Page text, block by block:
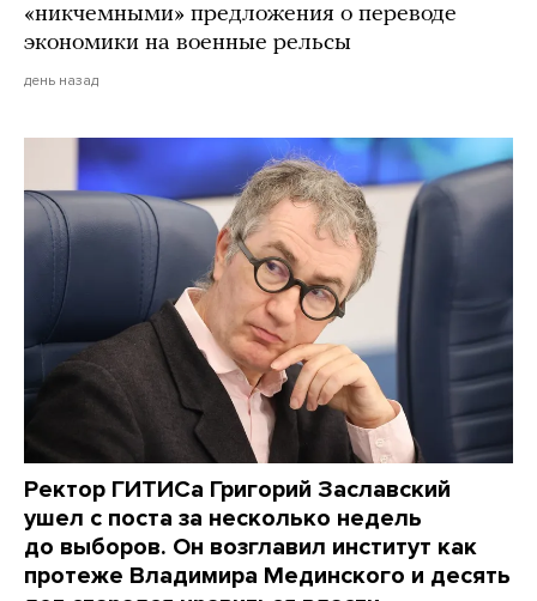
«никчемными» предложения о переводе
экономики на военные рельсы
день назад
Ректор ГИТИСа Григорий Заславский
ушел с поста за несколько недель
до выборов. Он возглавил институт как
протеже Владимира Мединского и десять